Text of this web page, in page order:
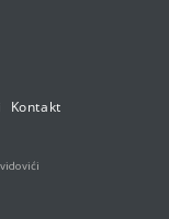
Kontakt